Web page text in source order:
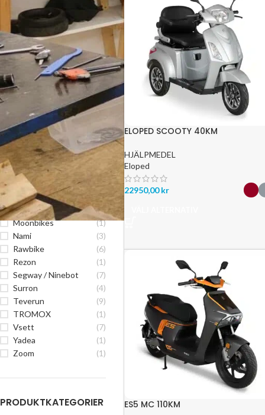
FILTRERA
FILTRERA PRODUKTER
EFTER VARUMÄRKEN
Boxxbike / Valkyrie
(3)
Douche / Ghostride
DUALTRON
(16)
Eloped
(9)
Gowow
GSPACE
(1)
Inmotion
(1)
Kuiperbelt
(1)
KuKirin
(1)
Moonbikes
(1)
Nami
(3)
Rawbike
(6)
Rezon
(1)
Segway / Ninebot
(7)
Surron
(4)
Teverun
(9)
TROMOX
(1)
Vsett
(7)
Yadea
(1)
Zoom
(1)
PRODUKTKATEGORIER
ELOPED SCOOTY 40KM
HJÄLPMEDEL
Eloped
22950,00kr
ES5 MC 110KM